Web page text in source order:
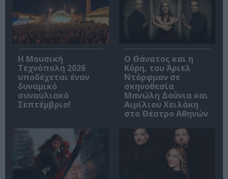
Η Μουσική
Τεχνόπολη 2026
υποδέχεται έναν
δυναμικό
συναυλιακό
Σεπτέμβριο!
Ο Θάνατος και η
Κόρη, του Άριελ
Ντόρφμαν σε
σκηνοθεσία
Μανώλη Δούνια και
Αιμίλιου Χειλάκη
στο Θέατρο Αθηνών